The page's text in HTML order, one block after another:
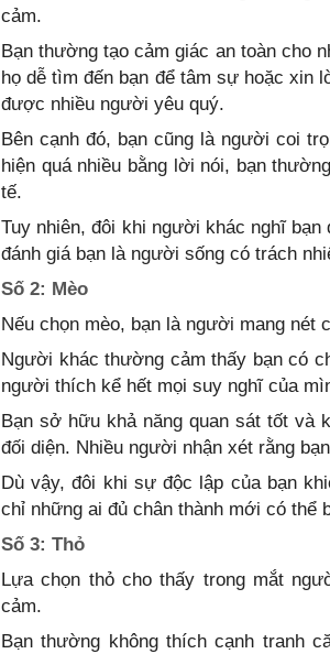
cảm.
Bạn thường tạo cảm giác an toàn cho
họ dễ tìm đến bạn để tâm sự hoặc xin
được nhiều người yêu quý.
Bên cạnh đó, bạn cũng là người coi
hiện quá nhiều bằng lời nói, bạn
tế.
Tuy nhiên, đôi khi người khác nghĩ bạn
đánh giá bạn là người sống có trách
Số 2: Mèo
Nếu chọn mèo, bạn là người mang nét
Người khác thường cảm thấy bạn có
người thích kể hết mọi suy nghĩ của
Bạn sở hữu khả năng quan sát tốt và
đối diện. Nhiều người nhận xét rằng
Dù vậy, đôi khi sự độc lập của bạn
chỉ những ai đủ chân thành mới có thể
Số 3: Thỏ
Lựa chọn thỏ cho thấy trong mắt
cảm.
Bạn thường không thích cạnh tranh